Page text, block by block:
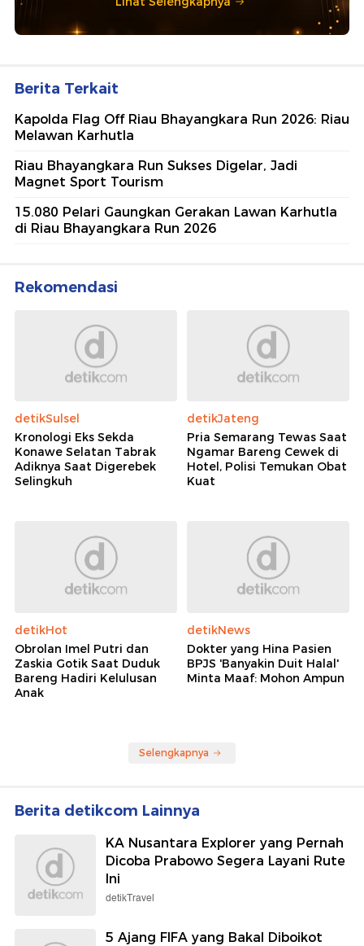
Berita Terkait
Kapolda Flag Off Riau Bhayangkara Run 2026: Riau
Melawan Karhutla
Riau Bhayangkara Run Sukses Digelar, Jadi
Magnet Sport Tourism
15.080 Pelari Gaungkan Gerakan Lawan Karhutla
di Riau Bhayangkara Run 2026
Rekomendasi
detikSulsel
Kronologi Eks Sekda
Konawe Selatan Tabrak
Adiknya Saat Digerebek
Selingkuh
detikJateng
Pria Semarang Tewas Saat
Ngamar Bareng Cewek di
Hotel, Polisi Temukan Obat
Kuat
detikHot
Obrolan Imel Putri dan
Zaskia Gotik Saat Duduk
Bareng Hadiri Kelulusan
Anak
detikNews
Dokter yang Hina Pasien
BPJS 'Banyakin Duit Halal'
Minta Maaf: Mohon Ampun
Selengkapnya
Berita detikcom Lainnya
KA Nusantara Explorer yang Pernah
Dicoba Prabowo Segera Layani Rute
Ini
detikTravel
5 Ajang FIFA yang Bakal Diboikot